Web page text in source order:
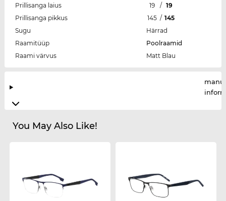
Prillisanga laius
19 / 19
Prillisanga pikkus
145 / 145
Sugu
Härrad
Raamitüüp
Poolraamid
Raami värvus
Matt Blau
You May Also Like!